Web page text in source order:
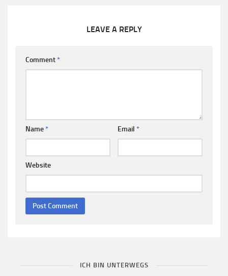
LEAVE A REPLY
Comment *
Name * Email *
Website
ICH BIN UNTERWEGS